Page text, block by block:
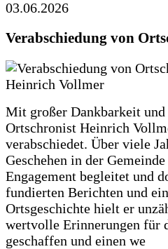
03.06.2026
Verabschiedung von
Mit großer Dankbarkeit
Ortschronist Heinrich
verabschiedet. Über viele
Geschehen in der
Engagement begleitet und
fundierten Berichten und
Ortsgeschichte hielt er
wertvolle Erinnerungen für
geschaffen und einen we